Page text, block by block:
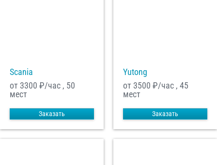
Scania
от 3300 ₽/час , 50
мест
Заказать
Yutong
от 3500 ₽/час , 45
мест
Заказать